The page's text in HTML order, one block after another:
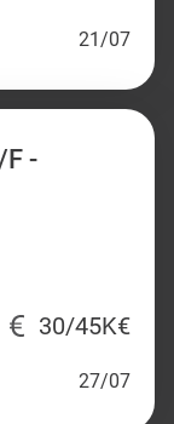
21/07
-
30/45K€
27/07